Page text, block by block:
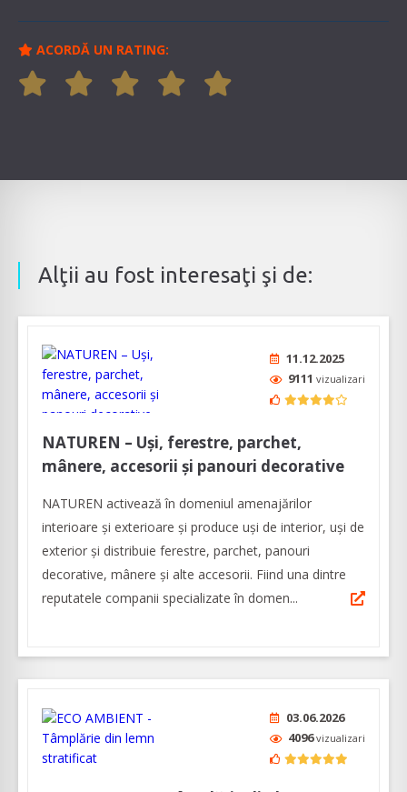
ACORDĂ UN RATING:
Alţii au fost interesaţi şi de:
11.12.2025
9111 vizualizari
NATUREN – Uși, ferestre, parchet,
mânere, accesorii și panouri decorative
NATUREN activează în domeniul amenajărilor
interioare şi exterioare şi produce uși de interior, uși de
exterior și distribuie ferestre, parchet, panouri
decorative, mânere și alte accesorii. Fiind una dintre
reputatele companii specializate în domen...
03.06.2026
4096vizualizari